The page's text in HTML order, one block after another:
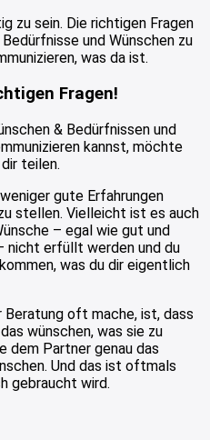
zu sein. Die richtigen Fragen
und Wünschen zu
was da ist.
Fragen!
& Bedürfnissen und
kannst, möchte
teilen.
gute Erfahrungen
stellen. Vielleicht ist es auch
– egal wie gut und
erfüllt werden und du
was du dir eigentlich
Beratung oft mache, ist, dass
wünschen, was sie zu
dem Partner genau das
Und das ist oftmals
gebraucht wird.